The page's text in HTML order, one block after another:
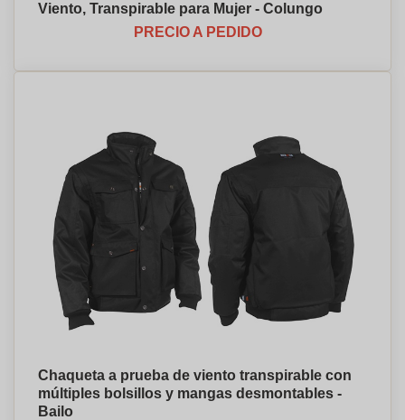
Viento, Transpirable para Mujer - Colungo
PRECIO A PEDIDO
Chaqueta a prueba de viento transpirable con
múltiples bolsillos y mangas desmontables -
Bailo